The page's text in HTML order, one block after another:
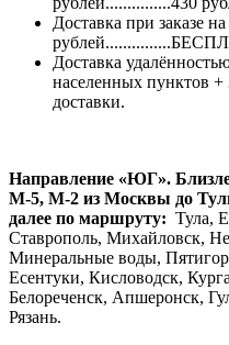
Доставка при заказе
Доставка
населенных пунктов
доставки.
Направление «ЮГ».
М-5, М-2 из Москвы до
далее по маршруту: Тула,
Ставрополь, Михайловск,
Минеральные воды,
Есентуки, Кисловодск,
Белореченск, Апшеронск,
Рязань.